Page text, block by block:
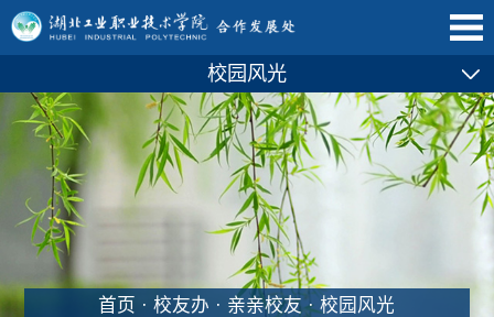
校园风光
首页 ·校友办 · 亲亲校友·校园风光